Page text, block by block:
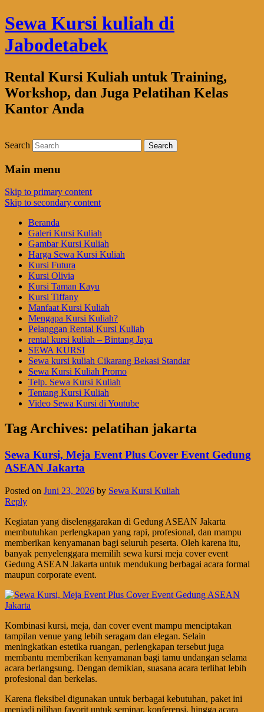
Sewa Kursi kuliah di
Jabodetabek
Rental Kursi Kuliah untuk Training,
Workshop, dan Juga Pelatihan Kelas
Kantor Anda
Search
Main menu
Skip to primary content
Skip to secondary content
Beranda
Galeri Kursi Kuliah
Gambar Kursi Kuliah
Harga Sewa Kursi Kuliah
Kursi Futura
Kursi Olivia
Kursi Taman Kayu
Kursi Tiffany
Manfaat Kursi Kuliah
Mengapa Kursi Kuliah?
Pelanggan Rental Kursi Kuliah
rental kursi kuliah – Bintang Jaya
SEWA KURSI
Sewa kursi kuliah Cikarang Bekasi Standar
Sewa Kursi Kuliah Promo
Telp. Sewa Kursi Kuliah
Tentang Kursi Kuliah
Video Sewa Kursi di Youtube
Tag Archives: pelatihan jakarta
Sewa Kursi, Meja Event Plus Cover Event Gedung
ASEAN Jakarta
Posted on Juni 23, 2026 by Sewa Kursi Kuliah
Reply
Kegiatan yang diselenggarakan di Gedung ASEAN Jakarta
membutuhkan perlengkapan yang rapi, profesional, dan mampu
memberikan kenyamanan bagi seluruh peserta. Oleh karena itu,
banyak penyelenggara memilih sewa kursi meja cover event
Gedung ASEAN Jakarta untuk mendukung berbagai acara formal
maupun corporate event.
Kombinasi kursi, meja, dan cover event mampu menciptakan
tampilan venue yang lebih seragam dan elegan. Selain
meningkatkan estetika ruangan, perlengkapan tersebut juga
membantu memberikan kenyamanan bagi tamu undangan selama
acara berlangsung. Dengan demikian, suasana acara terlihat lebih
profesional dan berkelas.
Karena fleksibel digunakan untuk berbagai kebutuhan, paket ini
menjadi pilihan favorit untuk seminar, konferensi, hingga acara